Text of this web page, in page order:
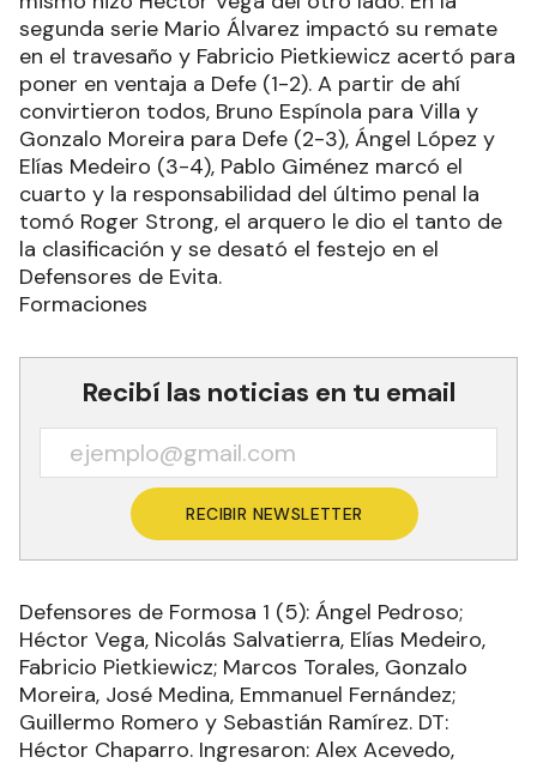
segunda serie Mario Álvarez impactó su remate
en el travesaño y Fabricio Pietkiewicz acertó para
poner en ventaja a Defe (1-2). A partir de ahí
convirtieron todos, Bruno Espínola para Villa y
Gonzalo Moreira para Defe (2-3), Ángel López y
Elías Medeiro (3-4), Pablo Giménez marcó el
cuarto y la responsabilidad del último penal la
tomó Roger Strong, el arquero le dio el tanto de
la clasificación y se desató el festejo en el
Defensores de Evita.
Formaciones
Recibí las noticias en tu email
RECIBIR NEWSLETTER
Defensores de Formosa 1 (5): Ángel Pedroso;
Héctor Vega, Nicolás Salvatierra, Elías Medeiro,
Fabricio Pietkiewicz; Marcos Torales, Gonzalo
Moreira, José Medina, Emmanuel Fernández;
Guillermo Romero y Sebastián Ramírez. DT:
Héctor Chaparro. Ingresaron: Alex Acevedo,